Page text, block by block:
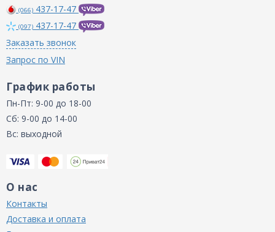
(066) 437-17-47
(097) 437-17-47
Заказать звонок
Запрос по VIN
График работы
Пн-Пт: 9-00 до 18-00
Сб: 9-00 до 14-00
Вс: выходной
О нас
Контакты
Доставка и оплата